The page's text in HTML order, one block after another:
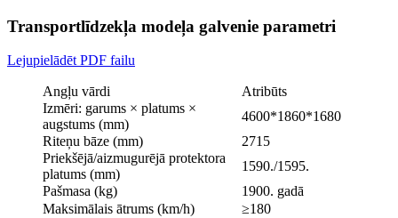
Transportlīdzekļa modeļa galvenie parametri
Lejupielādēt PDF failu
Angļu vārdi
Atribūts
Izmēri: garums × platums ×
augstums (mm)
4600*1860*1680
Riteņu bāze (mm)
2715
Priekšējā/aizmugurējā protektora
platums (mm)
1590./1595.
Pašmasa (kg)
1900. gadā
Maksimālais ātrums (km/h)
≥180